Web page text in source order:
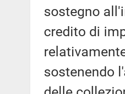
sostegno
credito di
sostenendo